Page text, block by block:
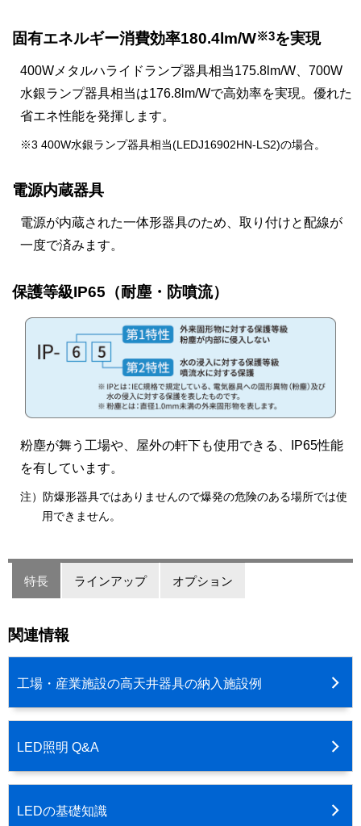
固有エネルギー消費効率180.4lm/W※3を実現
400Wメタルハライドランプ器具相当175.8lm/W、700W
水銀ランプ器具相当は176.8lm/Wで高効率を実現。優れた
省エネ性能を発揮します。
※3 400W水銀ランプ器具相当(LEDJ16902HN-LS2)の場合。
電源内蔵器具
電源が内蔵された一体形器具のため、取り付けと配線が
一度で済みます。
保護等級IP65（耐塵・防噴流）
粉塵が舞う工場や、屋外の軒下も使用できる、IP65性能
を有しています。
注）防爆形器具ではありませんので爆発の危険のある場所では使
用できません。
特長 ラインアップ オプション
関連情報
工場・産業施設の高天井器具の納入施設例
LED照明 Q&A
LEDの基礎知識